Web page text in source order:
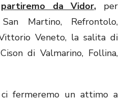
partiremo da Vidor, per
Martino, Refrontolo,
Veneto, la salita di
di Valmarino, Follina,
fermeremo un attimo a